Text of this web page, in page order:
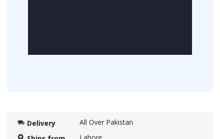
Delivery
All Over Pakistan